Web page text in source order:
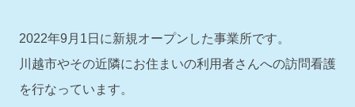
2022年9月1日に新規オープンした事業所です。
川越市やその近隣にお住まいの利用者さんへの訪問看護
を行なっています。